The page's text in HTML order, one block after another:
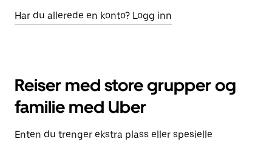
Har du allerede en konto? Logg inn
Reiser med store grupper og
familie med Uber
Enten du trenger ekstra plass eller spesielle